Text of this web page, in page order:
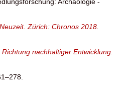
Archäologie -
Zürich: Chronos 2018.
nachhaltiger Entwicklung.